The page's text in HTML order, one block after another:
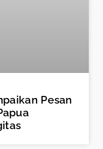
Pesan